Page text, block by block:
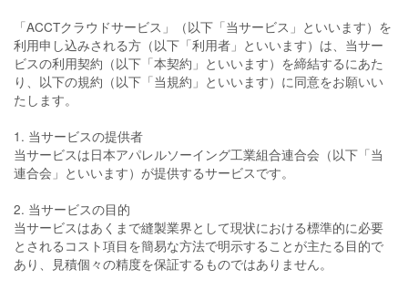
「ACCTクラウドサービス」（以下「当サービス」といいます）を
利用申し込みされる方（以下「利用者」といいます）は、当サー
ビスの利用契約（以下「本契約」といいます）を締結するにあた
り、以下の規約（以下「当規約」といいます）に同意をお願いい
たします。
1. 当サービスの提供者
当サービスは日本アパレルソーイング工業組合連合会（以下「当
連合会」といいます）が提供するサービスです。
2. 当サービスの目的
当サービスはあくまで縫製業界として現状における標準的に必要
とされるコスト項目を簡易な方法で明示することが主たる目的で
あり、見積個々の精度を保証するものではありません。